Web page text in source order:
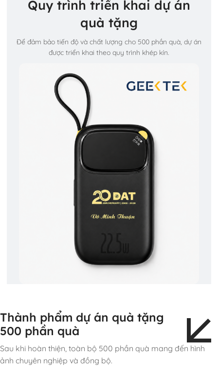
Quy trình triển khai dự án
quà tặng
Để đảm bảo tiến độ và chất lượng cho 500 phần quà, dự án
được triển khai theo quy trình khép kín.
Thành phẩm dự án quà tặng
500 phần quà
Sau khi hoàn thiện, toàn bộ 500 phần quà mang đến hình
ảnh chuyên nghiệp và đồng bộ.